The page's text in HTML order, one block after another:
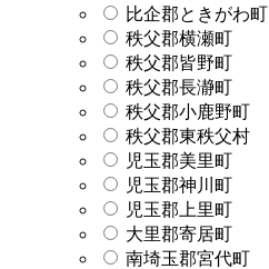
比企郡ときがわ町
秩父郡横瀬町
秩父郡皆野町
秩父郡長瀞町
秩父郡小鹿野町
秩父郡東秩父村
児玉郡美里町
児玉郡神川町
児玉郡上里町
大里郡寄居町
南埼玉郡宮代町